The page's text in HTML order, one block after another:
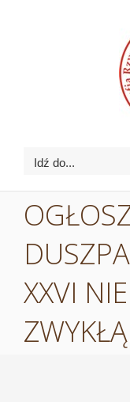
Idź do...
XXVI